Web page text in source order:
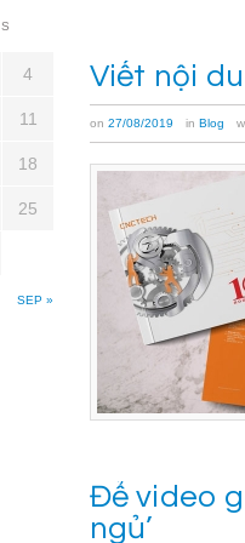
Viết nội
on 27/08/2019 in Blog
Để video
ngủ’
S
SEP »
4
11
18
25